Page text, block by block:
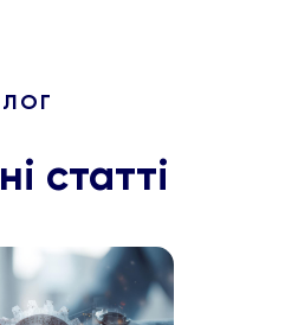
статті